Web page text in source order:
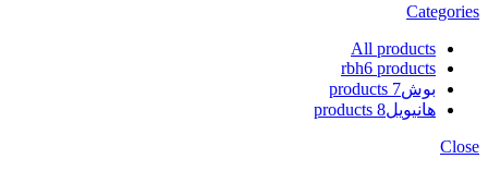
Categories
All products
rbh6 products
بوش7 products
هانيويل8 products
Close